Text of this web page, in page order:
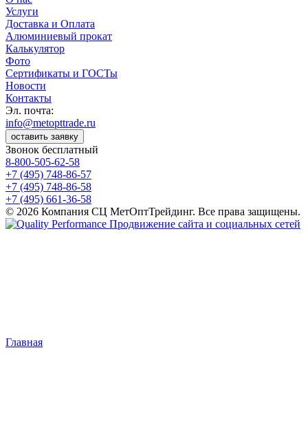
Услуги
Доставка и Оплата
Алюминиевый прокат
Калькулятор
Фото
Сертификаты и ГОСТы
Новости
Контакты
Эл. почта:
info@metopttrade.ru
оставить заявку
Звонок бесплатный
8-800-505-62-58
+7 (495) 748-86-57
+7 (495) 748-86-58
+7 (495) 661-36-58
© 2026 Компания СЦ МетОптТрейдинг. Все права защищены.
Продвижение сайта и социальных сетей
Главная